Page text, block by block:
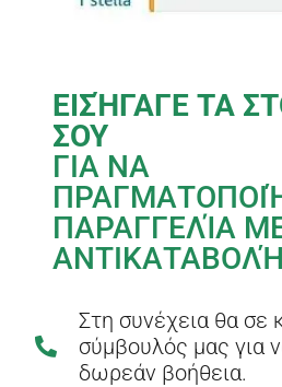
ΕΙΣΉΓΑΓΕ ΤΑ
ΣΟΥ
ΓΙΑ ΝΑ
ΠΑΡΑΓΓΕΛΊΑ
ΑΝΤΙΚΑΤΑΒΟΛΉ
Στη συνέχεια θα σε
σύμβουλός μας για
δωρεάν βοήθεια.